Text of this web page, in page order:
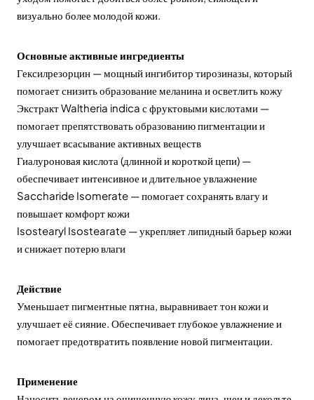
визуально более молодой кожи.
Основные активные ингредиенты
Гексилрезорцин — мощный ингибитор тирозиназы, который
помогает снизить образование меланина и осветлить кожу
Экстракт Waltheria indica с фруктовыми кислотами —
помогает препятствовать образованию пигментации и
улучшает всасывание активных веществ
Гиалуроновая кислота (длинной и короткой цепи) —
обеспечивает интенсивное и длительное увлажнение
Saccharide Isomerate — помогает сохранять влагу и
повышает комфорт кожи
Isostearyl Isostearate — укрепляет липидный барьер кожи
и снижает потерю влаги
Действие
Уменьшает пигментные пятна, выравнивает тон кожи и
улучшает её сияние. Обеспечивает глубокое увлажнение и
помогает предотвратить появление новой пигментации.
Применение